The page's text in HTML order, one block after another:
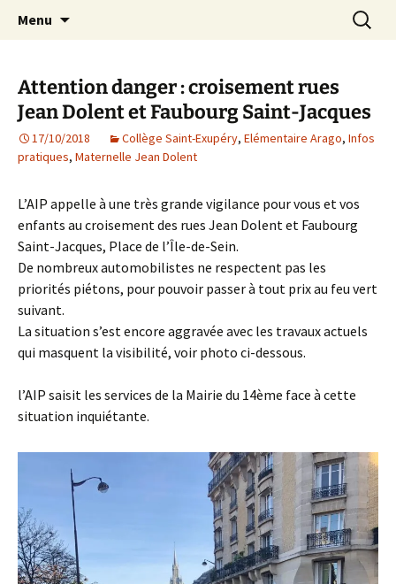
AIP Paris 14 – Association
Indépendante des Parents
d'élèves depuis 1981
Agit – s'Investit – Participe au service des
enfants du secteur scolaire Dolent-Arago-
Menu
Attention danger : croisement rues
Jean Dolent et Faubourg Saint-Jacques
17/10/2018 Collège Saint-Exupéry, Elémentaire Arago, Infos
pratiques, Maternelle Jean Dolent
L’AIP appelle à une très grande vigilance pour vous et vos
enfants au croisement des rues Jean Dolent et Faubourg
Saint-Jacques, Place de l’Île-de-Sein.
De nombreux automobilistes ne respectent pas les
priorités piétons, pour pouvoir passer à tout prix au feu vert
suivant.
La situation s’est encore aggravée avec les travaux actuels
qui masquent la visibilité, voir photo ci-dessous.
l’AIP saisit les services de la Mairie du 14ème face à cette
situation inquiétante.